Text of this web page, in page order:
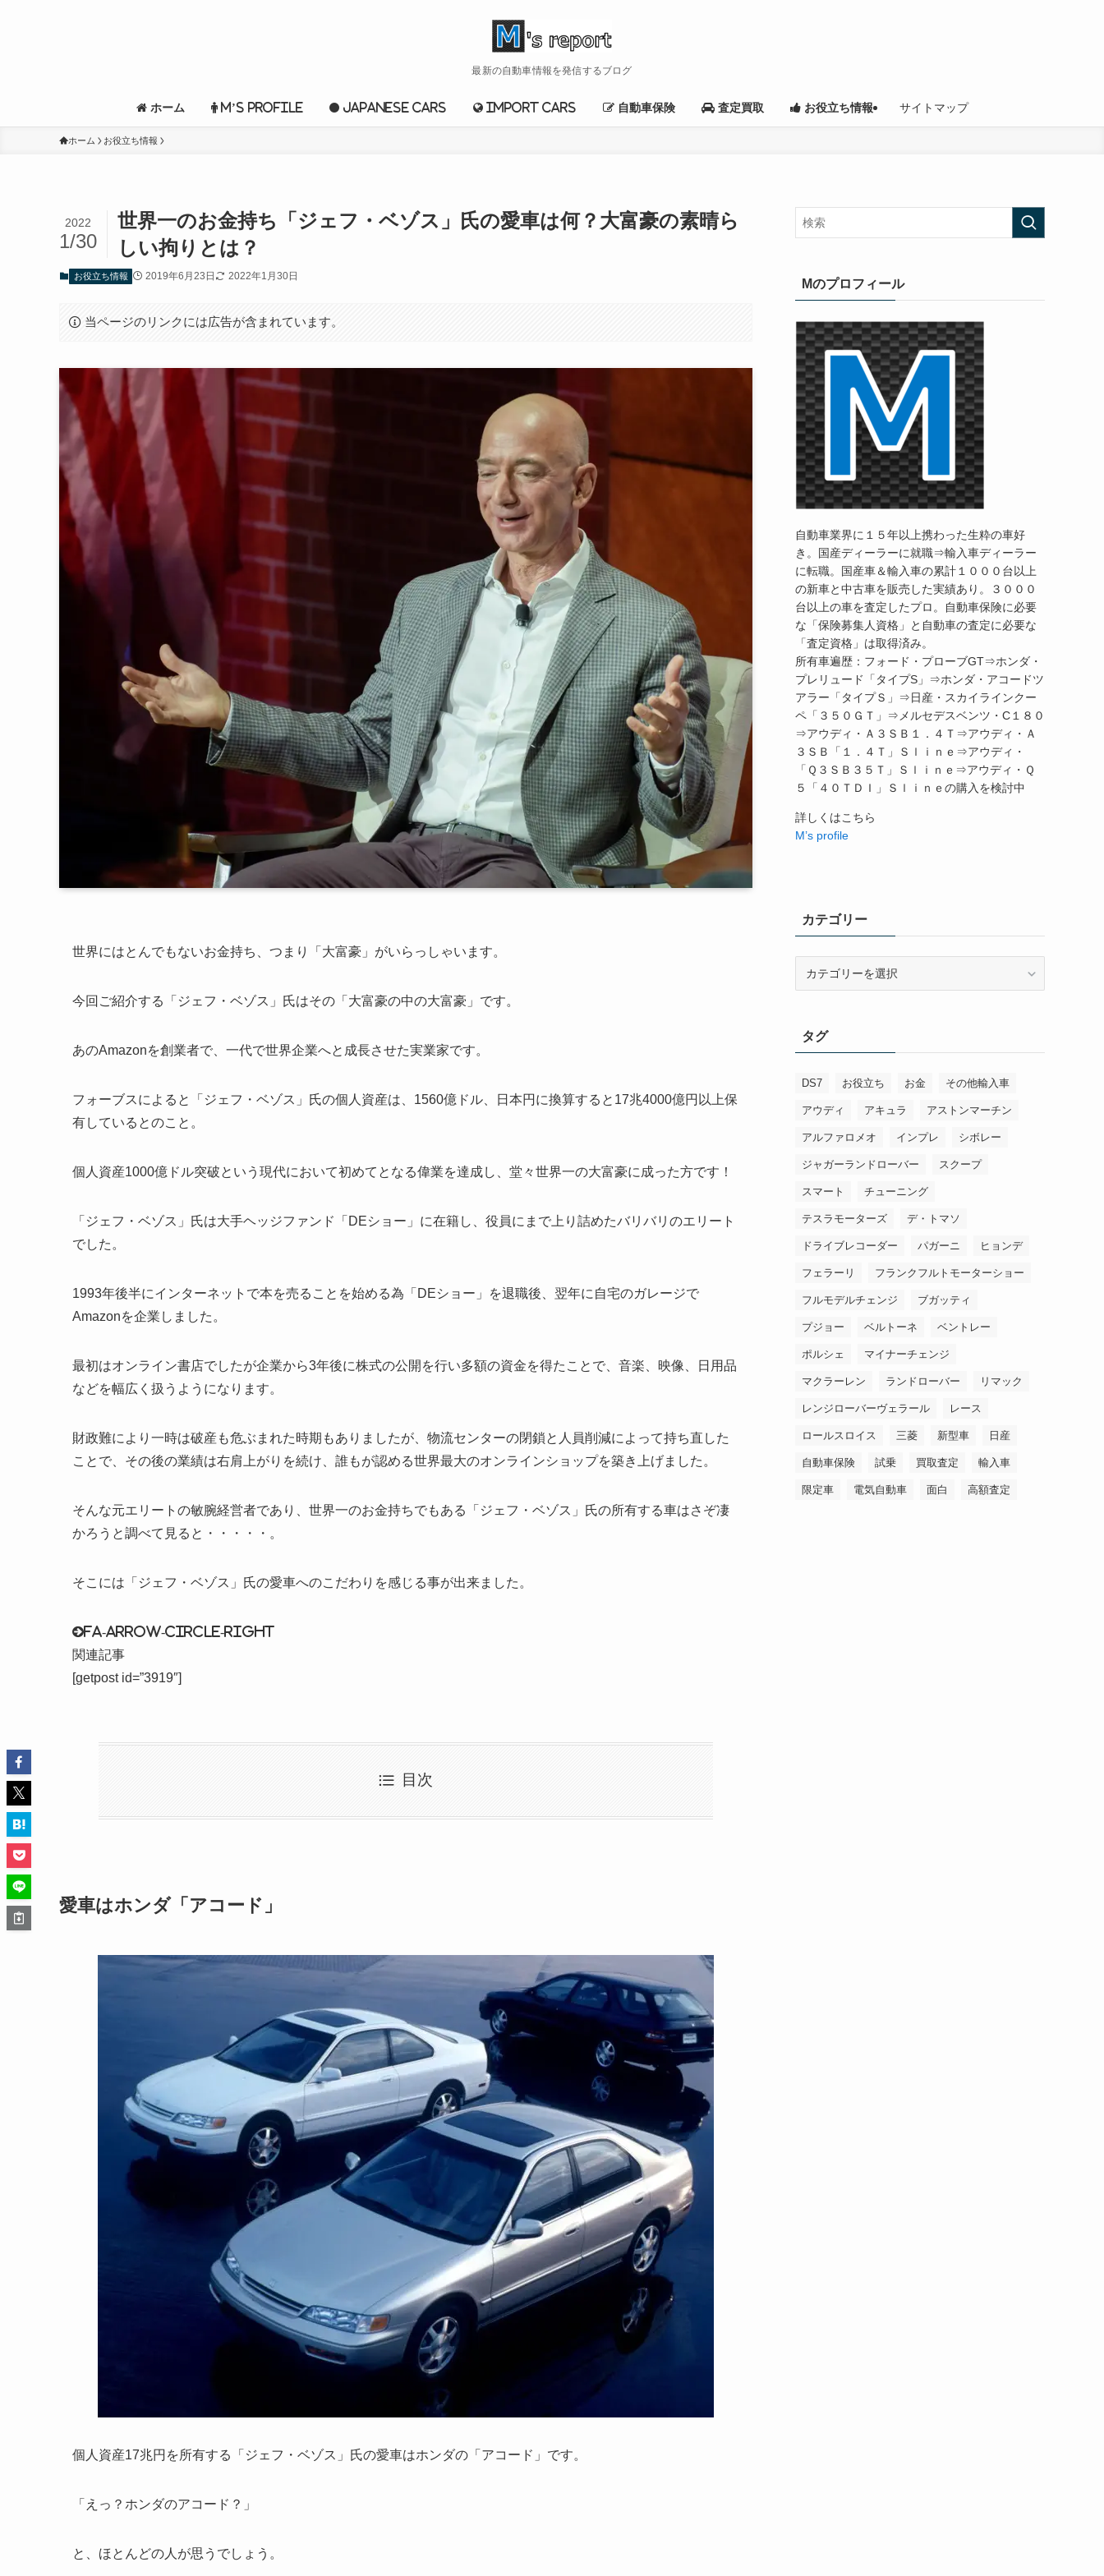
最新の自動車情報を発信するブログ
ホーム M’s profile Japanese cars import cars 自動車保険 査定買取 お役立ち情報 サイトマップ
ホーム お役立ち情報
世界一のお金持ち「ジェフ・ベゾス」氏の愛車は何？大富豪の素晴ら
しい拘りとは？
2022
1/30
お役立ち情報 2019年6月23日 2022年1月30日
当ページのリンクには広告が含まれています。
世界にはとんでもないお金持ち、つまり「大富豪」がいらっしゃいます。
今回ご紹介する「ジェフ・ベゾス」氏はその「大富豪の中の大富豪」です。
あのAmazonを創業者で、一代で世界企業へと成長させた実業家です。
フォーブスによると「ジェフ・ベゾス」氏の個人資産は、 1560億ドル、日本円に換算すると17兆4000億円以上保
有しているとのこと。
個人資産1000億ドル突破という現代において初めてとなる偉業を達成し、堂々世界一の大富豪に成った方です！
「ジェフ・ベゾス」氏は大手ヘッジファンド「DEショー」に在籍し、役員にまで上り詰めたバリバリのエリート
でした。
1993年後半にインターネットで本を売ることを始める為「DEショー」を退職後、翌年に自宅のガレージで
Amazonを企業しました。
最初はオンライン書店でしたが企業から3年後に株式の公開を行い多額の資金を得たことで、音楽、映像、日用品
などを幅広く扱うようになります。
財政難により一時は破産も危ぶまれた時期もありましたが、物流センターの閉鎖と人員削減によって持ち直した
ことで、その後の業績は右肩上がりを続け、誰もが認める世界最大のオンラインショップを築き上げました。
そんな元エリートの敏腕経営者であり、世界一のお金持ちでもある「ジェフ・ベゾス」氏の所有する車はさぞ凄
かろうと調べて見ると・・・・・。
そこには「ジェフ・ベゾス」氏の愛車へのこだわりを感じる事が出来ました。
fa-arrow-circle-right
関連記事
[getpost id=”3919″]
目次
愛車はホンダ「アコード」
個人資産17兆円を所有する「ジェフ・ベゾス」氏の愛車はホンダの「アコード」です。
「えっ？ホンダのアコード？」
と、ほとんどの人が思うでしょう。
Mのプロフィール
自動車業界に１５年以上携わった生粋の車好
き。国産ディーラーに就職⇒輸入車ディーラー
に転職。国産車＆輸入車の累計１０００台以上
の新車と中古車を販売した実績あり。３０００
台以上の車を査定したプロ。自動車保険に必要
な「保険募集人資格」と自動車の査定に必要な
「査定資格」は取得済み。
所有車遍歴：フォード・プローブGT⇒ホンダ・
プレリュード「タイプS」⇒ホンダ・アコードツ
アラー「タイプＳ」⇒日産・スカイラインクー
ペ「３５０ＧＴ」⇒メルセデスベンツ・C１８０
⇒アウディ・Ａ３ＳＢ１．４Ｔ⇒アウディ・Ａ
３ＳＢ「１．４Ｔ」Ｓｌｉｎｅ⇒アウディ・
「Ｑ３ＳＢ３５Ｔ」Ｓｌｉｎｅ⇒アウディ・Ｑ
５「４０ＴＤＩ」Ｓｌｉｎｅの購入を検討中
詳しくはこちら
M’s profile
カテゴリー
ータグ
DS7 お役立ち お金 その他輸入車
アウディ アキュラ アストンマーチン
アルファロメオ インプレ シボレー
ジャガーランドローバー スクープ
スマート チューニング
テスラモーターズ デ・トマソ
ドライブレコーダー パガーニ ヒョンデ
フェラーリ フランクフルトモーターショー
フルモデルチェンジ ブガッティ
プジョー ベルトーネ ベントレー
ポルシェ マイナーチェンジ
マクラーレン ランドローバー リマック
レンジローバーヴェラール レース
ロールスロイス 三菱 新型車 日産
自動車保険 試乗 買取査定 輸入車
限定車 電気自動車 面白 高額査定